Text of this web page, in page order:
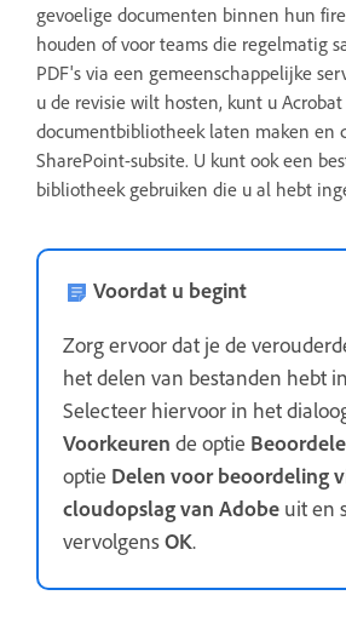
gevoelige documenten binnen hun
houden of voor teams die regelmatig
PDF's via een gemeenschappelijke
u de revisie wilt hosten, kunt u Acrobat
documentbibliotheek laten maken en
SharePoint-subsite. U kunt ook een
bibliotheek gebruiken die u al hebt
Voordat u begint
Zorg ervoor dat je de
het delen van bestanden hebt
Selecteer hiervoor in het
Voorkeuren de optie
optie Delen voor beoordeling
cloudopslag van Adobe uit en
vervolgensOK.